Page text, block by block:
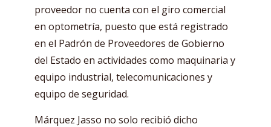
proveedor no cuenta con el giro comercial
en optometría, puesto que está registrado
en el Padrón de Proveedores de Gobierno
del Estado en actividades como maquinaria y
equipo industrial, telecomunicaciones y
equipo de seguridad.
Márquez Jasso no solo recibió dicho